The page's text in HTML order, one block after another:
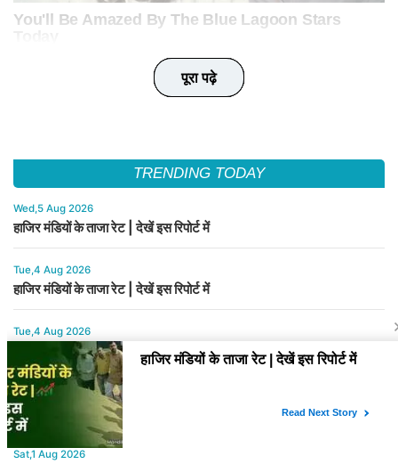
पूरा पढ़े
पूरा पढ़े
पूरा पढ़े
पूरा पढ़े
पूरा पढ़े
TRENDING TODAY
Wed,5 Aug 2026
हाजिर मंडियों के ताजा रेट | देखें इस रिपोर्ट में
Tue,4 Aug 2026
हाजिर मंडियों के ताजा रेट | देखें इस रिपोर्ट में
Tue,4 Aug 2026
बासमती के भाव में नया मोड़, कौन-सी वैरायटी बनी सबसे मजबूत?
Sat,1 Aug 2026
बासमती चावल के नए भाव जारी कर दिए गए है | देखें इस रिपोर्ट में
Sat,1 Aug 2026